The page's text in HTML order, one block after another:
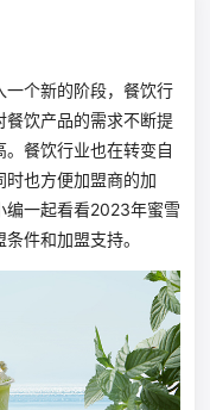
一个新的阶段，餐饮行
餐饮产品的需求不断提
餐饮行业也在转变自
时也方便加盟商的加
编一起看看2023年蜜雪
件和加盟支持。